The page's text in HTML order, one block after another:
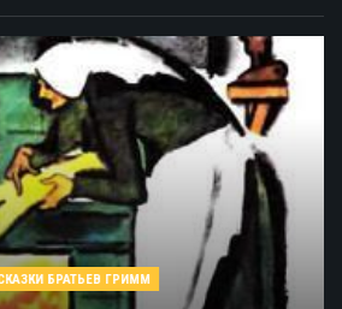
БРАТЬЕВ ГРИММ